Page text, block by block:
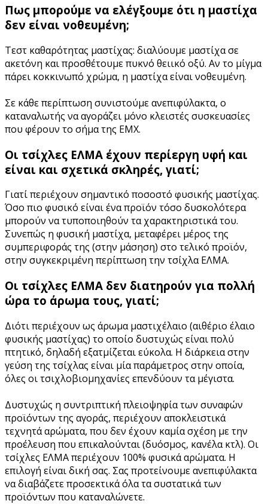
Πως μπορούμε να ελέγξουμε ότι η μαστίχα
δεν είναι νοθευμένη;
Τεστ καθαρότητας μαστίχας: διαλύουμε μαστίχα σε
ακετόνη και προσθέτουμε πυκνό θειικό οξύ. Αν το μίγμα
πάρει κοκκινωπό χρώμα, η μαστίχα είναι νοθευμένη.
Σε κάθε περίπτωση συνιστούμε ανεπιφύλακτα, ο
καταναλωτής να αγοράζει μόνο κλειστές συσκευασίες
που φέρουν το σήμα της ΕΜΧ.
Οι τσίχλες ΕΛΜΑ έχουν περίεργη υφή και
είναι και σχετικά σκληρές, γιατί;
Γιατί περιέχουν σημαντικό ποσοστό φυσικής μαστίχας.
Όσο πιο φυσικό είναι ένα προϊόν τόσο δυσκολότερα
μπορούν να τυποποιηθούν τα χαρακτηριστικά του.
Συνεπώς η φυσική μαστίχα, μεταφέρει μέρος της
συμπεριφοράς της (στην μάσηση) στο τελικό προϊόν,
στην συγκεκριμένη περίπτωση την τσίχλα ΕΛΜΑ.
Οι τσίχλες ΕΛΜΑ δεν διατηρούν για πολλή
ώρα το άρωμα τους, γιατί;
Διότι περιέχουν ως άρωμα μαστιχέλαιο (αιθέριο έλαιο
φυσικής μαστίχας) το οποίο δυστυχώς είναι πολύ
πτητικό, δηλαδή εξατμίζεται εύκολα. Η διάρκεια στην
γεύση της τσίχλας είναι μία παράμετρος στην οποία,
όλες οι τσιχλοβιομηχανίες επενδύουν τα μέγιστα.
Δυστυχώς η συντριπτική πλειοψηφία των συναφών
προϊόντων της αγοράς, περιέχουν αποκλειστικά
τεχνητά αρώματα, που δεν έχουν καμία σχέση με την
προέλευση που επικαλούνται (δυόσμος, κανέλα κτλ). Οι
τσίχλες ΕΛΜΑ περιέχουν 100% φυσικά αρώματα. Η
επιλογή είναι δική σας. Σας προτείνουμε ανεπιφύλακτα
να διαβάζετε προσεκτικά όλα τα συστατικά των
προϊόντων που καταναλώνετε.